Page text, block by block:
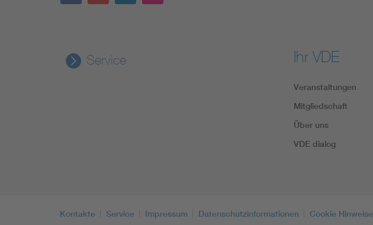
Service Ihr VDE
Veranstaltungen
Mitgliedschaft
Über uns
VDE dialog
Kontakte Service Impressum Datenschutzinformationen Cookie Hinweise